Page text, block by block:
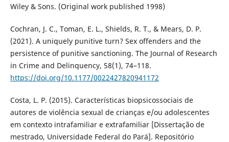
Wiley & Sons. (Original work published 1998)
Cochran, J. C., Toman, E. L., Shields, R. T., & Mears, D. P.
(2021). A uniquely punitive turn? Sex offenders and the
persistence of punitive sanctioning. The Journal of Research
in Crime and Delinquency, 58(1), 74–118.
https://doi.org/10.1177/0022427820941172
Costa, L. P. (2015). Características biopsicossociais de
autores de violência sexual de crianças e/ou adolescentes
em contexto intrafamiliar e extrafamiliar [Dissertação de
mestrado, Universidade Federal do Pará]. Repositório